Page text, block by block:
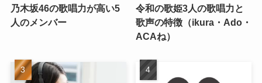
乃木坂46の歌唱力が高い5
人のメンバー
令和の歌姫3人の歌唱力と
歌声の特徴（ikura・Ado・
ACAね）